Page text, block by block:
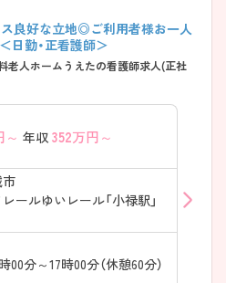
ス良好な立地◎ご利用者様お一人
日勤・正看護師＞
老人ホームうえたの看護師求人(正社
～ 年収 352万円～
ールゆいレール「小禄駅」
00分～17時00分（休憩60分）